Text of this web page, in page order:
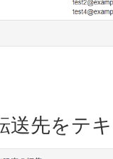
送先をテ